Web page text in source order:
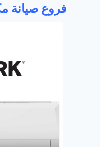
فروع صيانة